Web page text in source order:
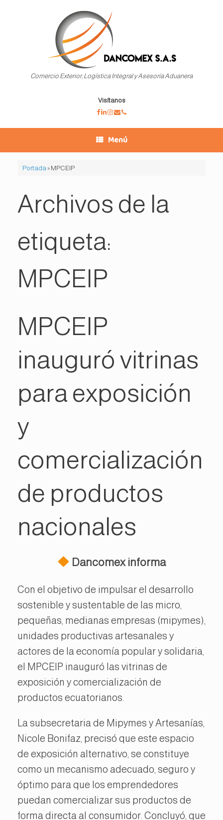
Comercio Exterior, Logística Integral y Asesoría Aduanera
Visítanos
Menú
Portada » MPCEIP
Archivos de la
etiqueta:
MPCEIP
MPCEIP
inauguró vitrinas
para exposición
y
comercialización
de productos
nacionales
Dancomex informa
Con el objetivo de impulsar el desarrollo
sostenible y sustentable de las micro,
pequeñas, medianas empresas (mipymes),
unidades productivas artesanales y
actores de la economía popular y solidaria,
el MPCEIP inauguró las vitrinas de
exposición y comercialización de
productos ecuatorianos.
La subsecretaria de Mipymes y Artesanías,
Nicole Bonifaz, precisó que este espacio
de exposición alternativo, se constituye
como un mecanismo adecuado, seguro y
óptimo para que los emprendedores
puedan comercializar sus productos de
forma directa al consumidor. Concluyó, que